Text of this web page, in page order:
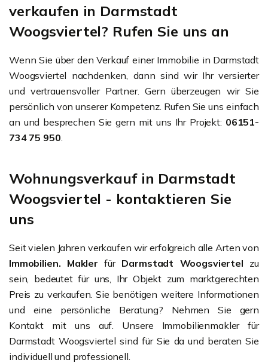
verkaufen in Darmstadt
Woogsviertel? Rufen Sie uns an
Wenn Sie über den Verkauf einer Immobilie in Darmstadt
Woogsviertel nachdenken, dann sind wir Ihr versierter
und vertrauensvoller Partner. Gern überzeugen wir Sie
persönlich von unserer Kompetenz. Rufen Sie uns einfach
an und besprechen Sie gern mit uns Ihr Projekt: 06151-
734 75 950.
Wohnungsverkauf in Darmstadt
Woogsviertel - kontaktieren Sie
uns
Seit vielen Jahren verkaufen wir erfolgreich alle Arten von
Immobilien. Makler für Darmstadt Woogsviertel zu
sein, bedeutet für uns, Ihr Objekt zum marktgerechten
Preis zu verkaufen. Sie benötigen weitere Informationen
und eine persönliche Beratung? Nehmen Sie gern
Kontakt mit uns auf. Unsere Immobilienmakler für
Darmstadt Woogsviertel sind für Sie da und beraten Sie
individuell und professionell.